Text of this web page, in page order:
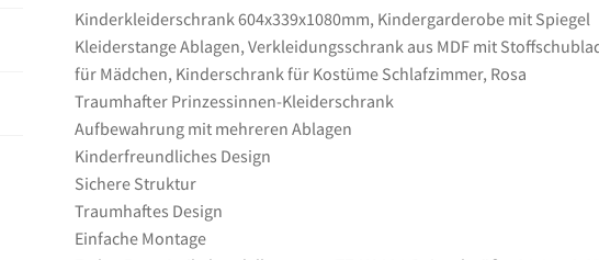
für
Mädchen,
Kinderschrank
für
Kostüme
Schlafzimmer,
Rosa
Menge
Kinderkleiderschrank 604x339x1080mm, Kindergarderobe mit Spiegel
Kleiderstange Ablagen, Verkleidungsschrank aus MDF mit
für Mädchen, Kinderschrank für Kostüme Schlafzimmer, Rosa
Traumhafter Prinzessinnen-Kleiderschrank
Aufbewahrung mit mehreren Ablagen
Kinderfreundliches Design
Sichere Struktur
Traumhaftes Design
Einfache Montage